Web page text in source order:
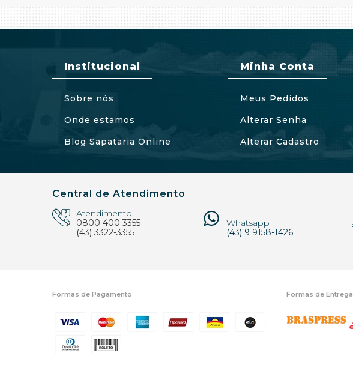
Institucional
Sobre nós
Onde estamos
Blog Sapataria Online
Minha Conta
Meus Pedidos
Alterar Senha
Alterar Cadastro
Central de Atendimento
Atendimento
0800 400 3355
(43) 3322-3355
Whatsapp
(43) 9 9158-1426
Formas de Pagamento Formas de Entrega